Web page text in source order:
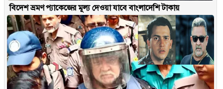
বিদেশ ভ্রমণ প্যাকেজের মূল্য দেওয়া যাবে বাংলাদেশি টাকায়